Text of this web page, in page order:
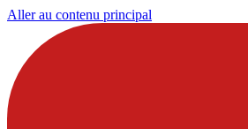
Aller au contenu principal